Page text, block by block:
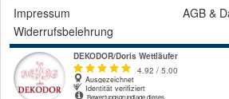
Impressum
AGB &
Widerrufsbelehrung